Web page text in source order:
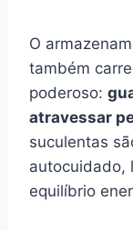
O
também
poderoso:
atravessar
suculentas
autocuidado,
equilíbrio